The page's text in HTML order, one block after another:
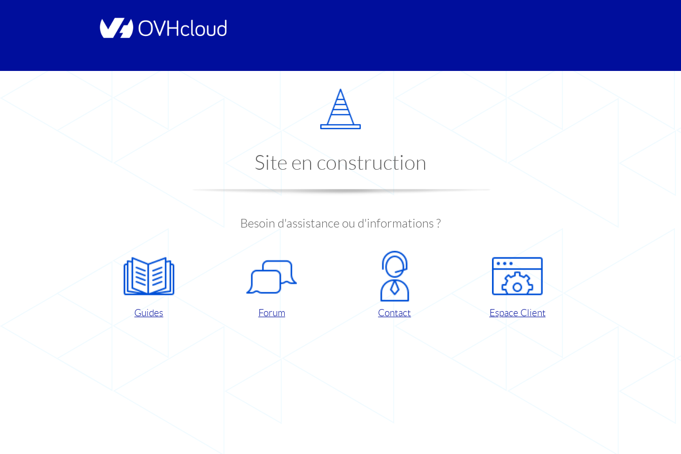
Site en construction
Besoin d'assistance ou d'informations ?
Guides Forum Contact Espace Client